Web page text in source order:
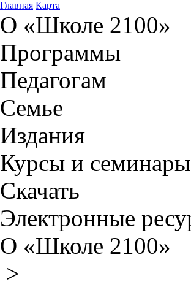
Главная Карта
О «Школе 2100»
Программы
Педагогам
Семье
Издания
Курсы и семинары
Скачать
Электронные
О «Школе 2100»
>